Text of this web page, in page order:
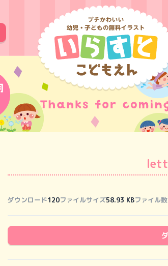
ダウンロード120ファイルサイズ58.93 KBファイル数